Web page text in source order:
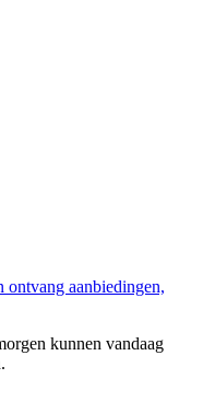
aanbiedingen,
kunnen vandaag